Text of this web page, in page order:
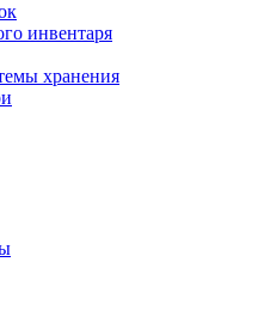
инвентаря
хранения